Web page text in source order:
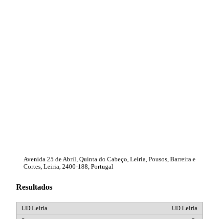
Avenida 25 de Abril, Quinta do Cabeço, Leiria, Pousos, Barreira e
Cortes, Leiria, 2400-188, Portugal
Resultados
UD Leiria